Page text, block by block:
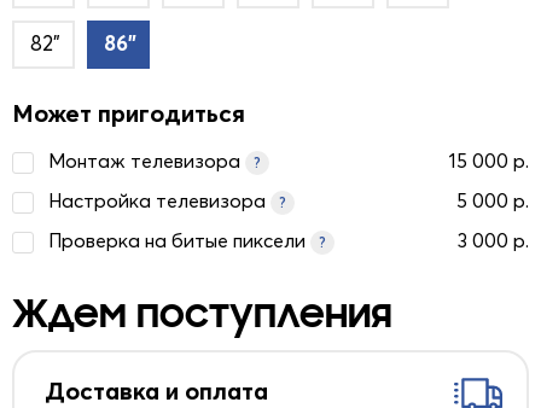
82" 86"
Может пригодиться
Монтаж телевизора ?
15 000 р.
Настройка телевизора
?
5 000 р.
Проверка на битые пиксели
? 3 000 р.
Ждем поступления
Доставка и оплата